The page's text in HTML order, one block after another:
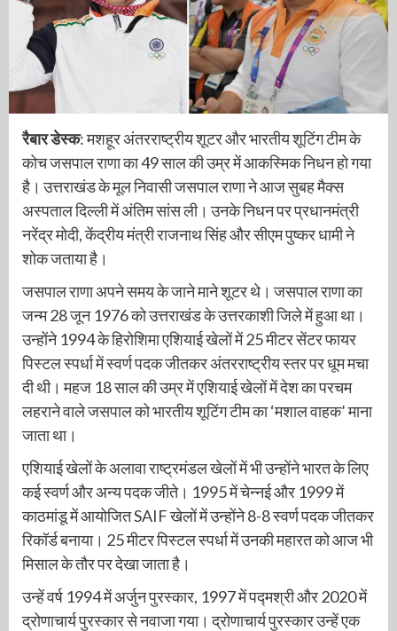
रैबार डेस्क: मशहूर अंतरराष्ट्रीय शूटर और भारतीय शूटिंग टीम के
कोच जसपाल राणा का 49 साल की उम्र में आकस्मिक निधन हो गया
है। उत्तराखंड के मूल निवासी जसपाल राणा ने आज सुबह मैक्स
अस्पताल दिल्ली में अंतिम सांस ली। उनके निधन पर प्रधानमंत्री
नरेंद्र मोदी, केंद्रीय मंत्री राजनाथ सिंह और सीएम पुष्कर धामी ने
शोक जताया है।
जसपाल राणा अपने समय के जाने माने शूटर थे। जसपाल राणा का
जन्म 28 जून 1976 को उत्तराखंड के उत्तरकाशी जिले में हुआ था।
उन्होंने 1994 के हिरोशिमा एशियाई खेलों में 25 मीटर सेंटर फायर
पिस्टल स्पर्धा में स्वर्ण पदक जीतकर अंतरराष्ट्रीय स्तर पर धूम मचा
दी थी। महज 18 साल की उम्र में एशियाई खेलों में देश का परचम
लहराने वाले जसपाल को भारतीय शूटिंग टीम का ‘मशाल वाहक’ माना
जाता था।
एशियाई खेलों के अलावा राष्ट्रमंडल खेलों में भी उन्होंने भारत के लिए
कई स्वर्ण और अन्य पदक जीते। 1995 में चेन्नई और 1999 में
काठमांडू में आयोजित SAIF खेलों में उन्होंने 8-8 स्वर्ण पदक जीतकर
रिकॉर्ड बनाया। 25 मीटर पिस्टल स्पर्धा में उनकी महारत को आज भी
मिसाल के तौर पर देखा जाता है।
उन्हें वर्ष 1994 में अर्जुन पुरस्कार, 1997 में पद्मश्री और 2020 में
द्रोणाचार्य पुरस्कार से नवाजा गया। द्रोणाचार्य पुरस्कार उन्हें एक